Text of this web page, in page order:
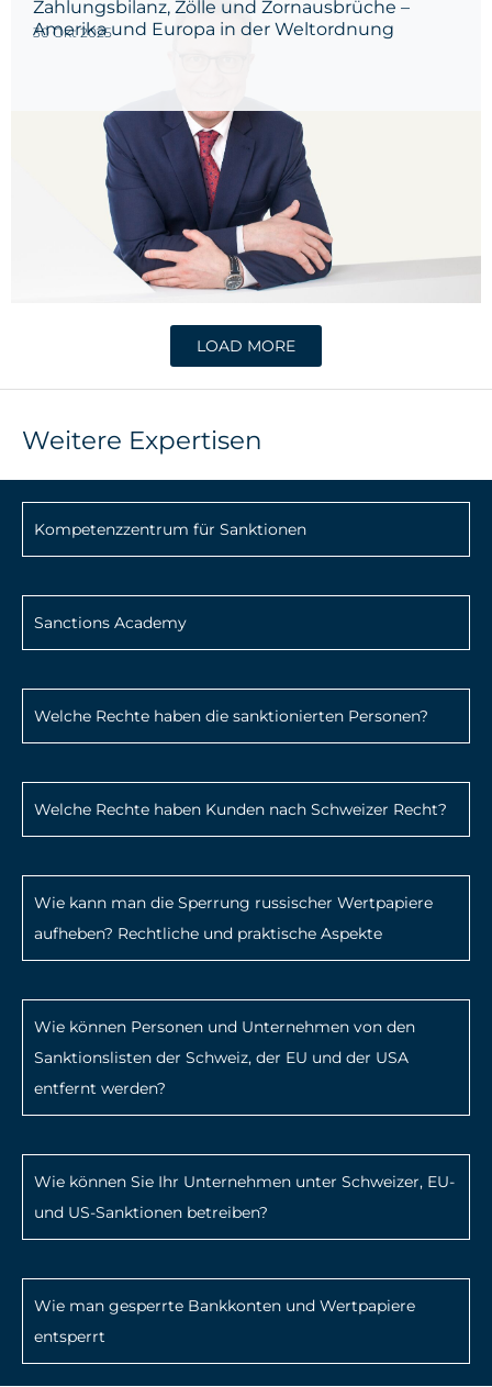
Zahlungsbilanz, Zölle und Zornausbrüche –
Amerika und Europa in der Weltordnung
30 Okt 2025
LOAD MORE
Weitere Expertisen
Kompetenzzentrum für Sanktionen
Sanctions Academy
Welche Rechte haben die sanktionierten Personen?
Welche Rechte haben Kunden nach Schweizer Recht?
Wie kann man die Sperrung russischer Wertpapiere
aufheben? Rechtliche und praktische Aspekte
Wie können Personen und Unternehmen von den
Sanktionslisten der Schweiz, der EU und der USA
entfernt werden?
Wie können Sie Ihr Unternehmen unter Schweizer, EU-
und US-Sanktionen betreiben?
Wie man gesperrte Bankkonten und Wertpapiere
entsperrt